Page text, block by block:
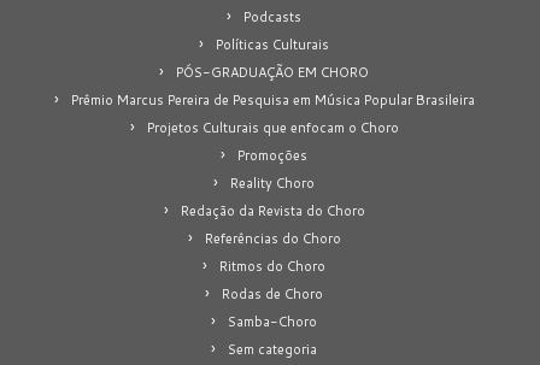
Podcasts
Políticas Culturais
PÓS-GRADUAÇÃO EM CHORO
Prêmio Marcus Pereira de Pesquisa em Música Popular Brasileira
Projetos Culturais que enfocam o Choro
Promoções
Reality Choro
Redação da Revista do Choro
Referências do Choro
Ritmos do Choro
Rodas de Choro
Samba-Choro
Sem categoria